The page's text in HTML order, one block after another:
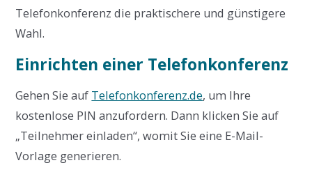
Telefonkonferenz die praktischere und günstigere
Wahl.
Einrichten einer Telefonkonferenz
Gehen Sie auf Telefonkonferenz.de, um Ihre
kostenlose PIN anzufordern. Dann klicken Sie auf
„Teilnehmer einladen“, womit Sie eine E-Mail-
Vorlage generieren.